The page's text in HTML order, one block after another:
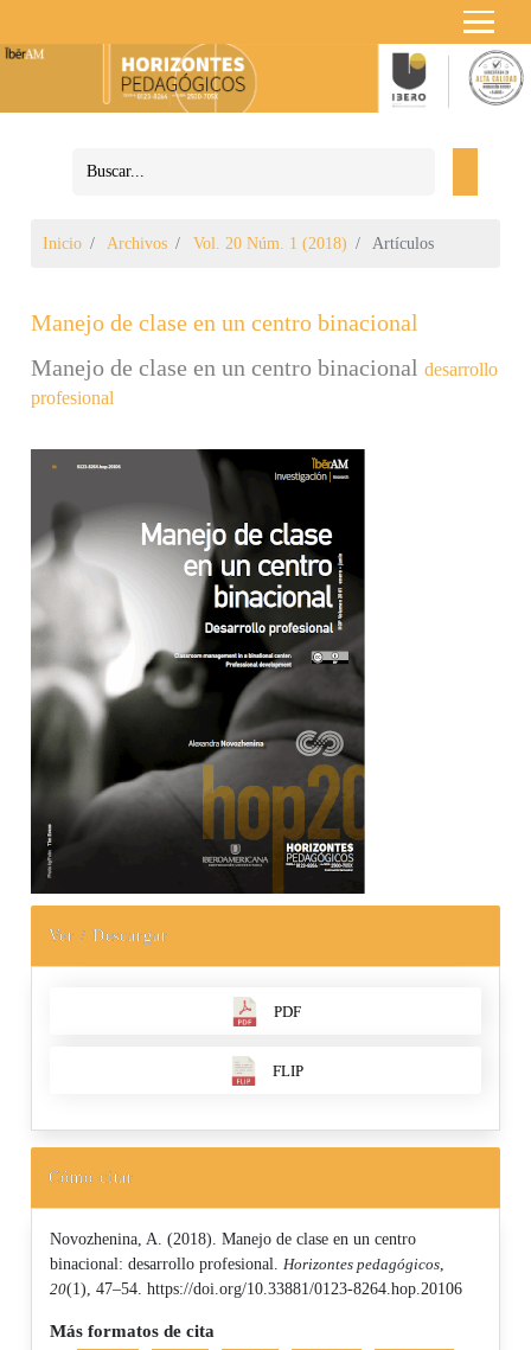
Inicio Archivos Vol. 20 Núm. 1 (2018) Artículos
Manejo de clase en un centro binacional
Manejo de clase en un centro binacionaldesarrollo
profesional
Barra lateral del artículo
Ver / Descargar
PDF
FLIP
Cómo citar
Novozhenina, A. (2018). Manejo de clase en un centro
binacional: desarrollo profesional.Horizontes pedagógicos,
20(1), 47–54. https://doi.org/10.33881/0123-8264.hop.20106
Más formatos de cita